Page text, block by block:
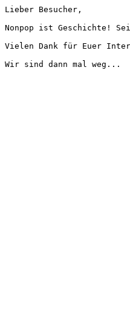
Lieber Besucher,
Nonpop ist Geschichte!
Vielen Dank für Euer
Wir sind dann mal weg...